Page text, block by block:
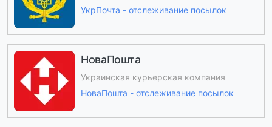
УкрПочта - отслеживание посылок
НоваПошта
Украинская курьерская компания
НоваПошта - отслеживание посылок